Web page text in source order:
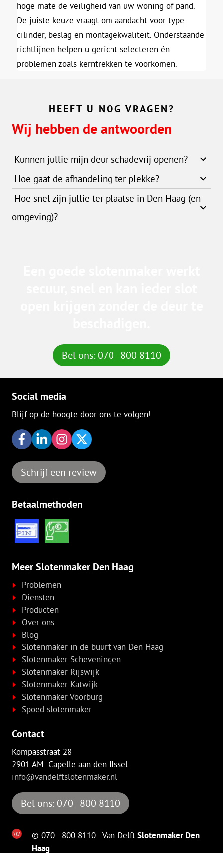
hoge mate de veiligheid van uw woning of pand.
De juiste keuze vraagt om aandacht voor type
cilinder, beslag en montagekwaliteit. Onderstaande
richtlijnen helpen u gericht selecteren én
problemen zoals kerntrekken te voorkomen.
HEEFT U NOG VRAGEN?
Wij hebben de antwoorden
Kunnen jullie mijn deur schadevrij openen?
Hoe gaat de afhandeling ter plekke?
Hoe snel zijn jullie ter plaatse in Den Haag (en
omgeving)?
Bel ons: 070 - 800 8110
Social media
Blijf op de hoogte door ons te volgen!
Schrijf een review
Betaalmethoden
Meer Slotenmaker Den Haag
Problemen
Diensten
Producten
Over ons
Blog
Slotenmaker in de buurt van Den Haag
Slotenmaker Scheveningen
Slotenmaker Rijswijk
Slotenmaker Katwijk
Slotenmaker Voorburg
Spoed slotenmaker
Contact
Kompasstraat 28
2901 AM Capelle aan den IJssel
info@vandelftslotenmaker.nl
Bel ons: 070 - 800 8110
© 070 - 800 8110 - Van DelftSlotenmaker Den
Haag